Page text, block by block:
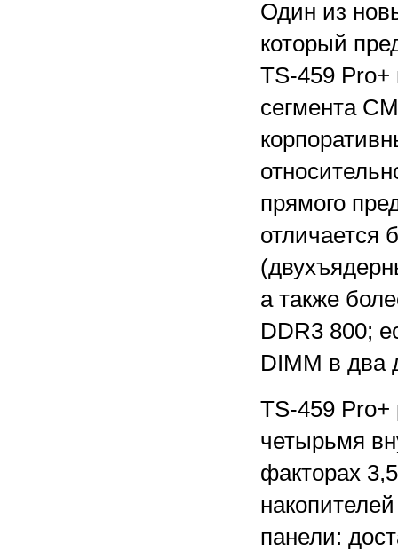
Один из
который
TS-459 Pro+
сегмента
прямого
отличается
а также
DDR3 800;
DIMM в два
TS-459 Pro+
четырьмя
факторах
панели: